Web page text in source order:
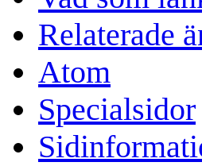
Relaterade
Atom
Specialsidor